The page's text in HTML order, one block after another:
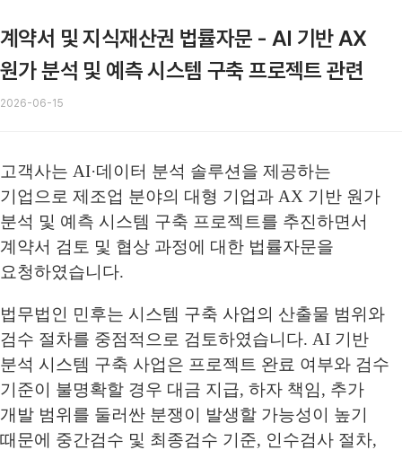
계약서 및 지식재산권 법률자문 - AI 기반 AX
원가 분석 및 예측 시스템 구축 프로젝트 관련
2026-06-15
고객사는 AI·데이터 분석 솔루션을 제공하는
기업으로 제조업 분야의 대형 기업과 AX 기반 원가
분석 및 예측 시스템 구축 프로젝트를 추진하면서
계약서 검토 및 협상 과정에 대한 법률자문을
요청하였습니다.
법무법인 민후는 시스템 구축 사업의 산출물 범위와
검수 절차를 중점적으로 검토하였습니다. AI 기반
분석 시스템 구축 사업은 프로젝트 완료 여부와 검수
기준이 불명확할 경우 대금 지급, 하자 책임, 추가
개발 범위를 둘러싼 분쟁이 발생할 가능성이 높기
때문에 중간검수 및 최종검수 기준, 인수검사 절차,